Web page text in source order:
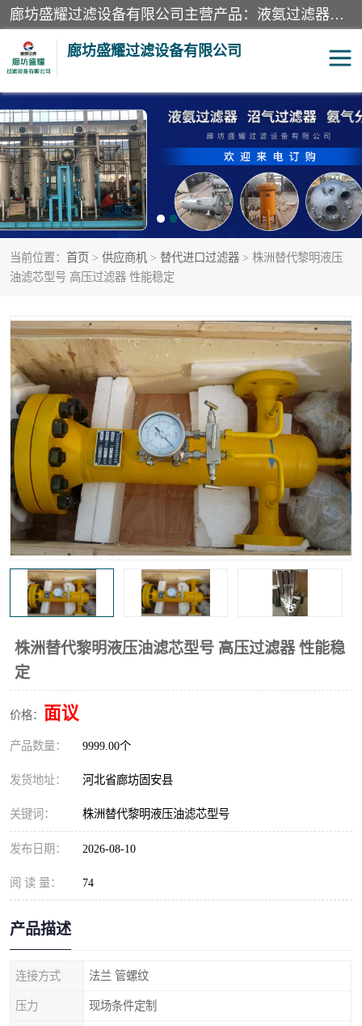
廊坊盛耀过滤设备有限公司主营产品：液氨过滤器、沼气过滤器、氨气分离器、二氧化碳过滤器、过滤器、液氨氨气过滤器、天然气过滤器、管道过滤器、*过滤器、液氨除油除水过滤器、氨气除油除水过滤器、焦炉煤气除焦油过滤器等。
廊坊盛耀过滤设备有限公司
当前位置： 首页 > 供应商机 > 替代进口过滤器 > 株洲替代黎明液压
油滤芯型号 高压过滤器 性能稳定
株洲替代黎明液压油滤芯型号 高压过滤器 性能稳
定
价格： 面议
产品数量： 9999.00个
发货地址： 河北省廊坊固安县
关键词： 株洲替代黎明液压油滤芯型号
发布日期： 2026-08-10
阅 读 量： 74
产品描述
连接方式 法兰 管螺纹
压力 现场条件定制
二氧化碳过滤器 过滤器
液氨氨气过滤器 沼气过滤器
天然气过滤器 管道过滤器
甲醇过滤器 液氨除油除水过滤器
硝酸尾气分离器 酸雾聚结分离器
高炉煤气过滤器 替代进口过滤器
化工盐酸气聚结器 耐腐蚀除雾器滤芯